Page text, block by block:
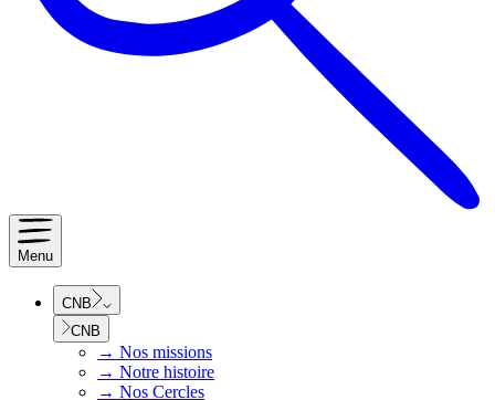
Menu
CNB
CNB
→ Nos missions
→ Notre histoire
→ Nos Cercles